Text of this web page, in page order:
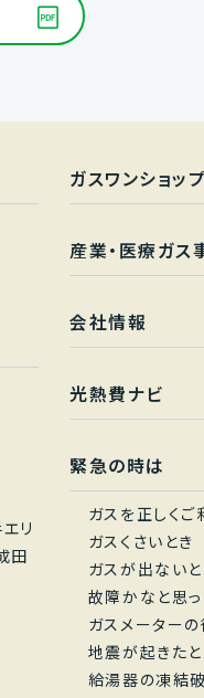
リ
田
ガスワンショッ
産業・医療ガス
会社情報
光熱費ナビ
緊急の時は
ガスを正しく
ガスくさいとき
ガスが出ないと
故障かなと思っ
ガスメーター
地震が起きたと
給湯器の凍結